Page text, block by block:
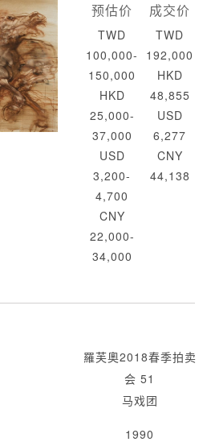
预估价
TWD
100,000-
150,000
HKD
25,000-
37,000
USD
3,200-
4,700
CNY
22,000-
34,000
成交价
TWD
192,000
HKD
48,855
USD
6,277
CNY
44,138
羅芙奧2018春季拍卖
会 51
马戏团
1990